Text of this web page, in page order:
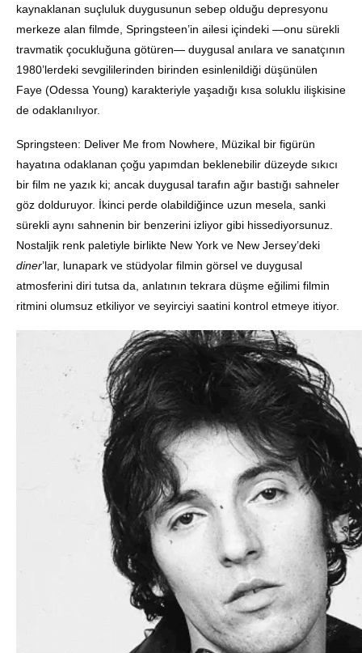
kaynaklanan suçluluk duygusunun sebep olduğu depresyonu
merkeze alan filmde, Springsteen’in ailesi içindeki —onu sürekli
travmatik çocukluğuna götüren— duygusal anılara ve sanatçının
1980’lerdeki sevgililerinden birinden esinlenildiği düşünülen
Faye (Odessa Young) karakteriyle yaşadığı kısa soluklu ilişkisine
de odaklanılıyor.
Springsteen: Deliver Me from Nowhere, Müzikal bir figürün
hayatına odaklanan çoğu yapımdan beklenebilir düzeyde sıkıcı
bir film ne yazık ki; ancak duygusal tarafın ağır bastığı sahneler
göz dolduruyor. İkinci perde olabildiğince uzun mesela, sanki
sürekli aynı sahnenin bir benzerini izliyor gibi hissediyorsunuz.
Nostaljik renk paletiyle birlikte New York ve New Jersey’deki
diner’lar, lunapark ve stüdyolar filmin görsel ve duygusal
atmosferini diri tutsa da, anlatının tekrara düşme eğilimi filmin
ritmini olumsuz etkiliyor ve seyirciyi saatini kontrol etmeye itiyor.